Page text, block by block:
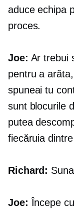
aduce echipa
proces.
Joe: Ar trebui
pentru a
spuneai tu
sunt blocurile
putea
fiecăruia
Richard:
Joe: Începe